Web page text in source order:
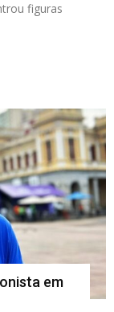
figuras
em